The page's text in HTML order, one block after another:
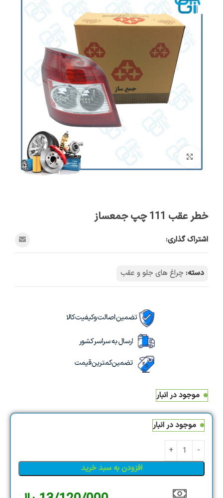
برای بزرگنمایی کلیک کنید
خطر عقب 111 چپ جمعساز
اشتراک گذاری:
دسته: چراغ های جلو و عقب
موجود در انبار
موجود در انبار
افزودن به سبد خرید